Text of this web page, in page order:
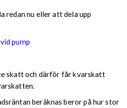
redan nu eller att dela upp
pump
skatt och därför får kvarskatt
beräknas beror på hur stor